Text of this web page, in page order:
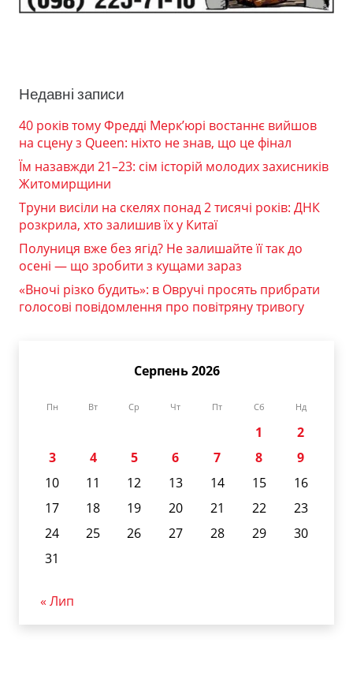
Недавні записи
40 років тому Фредді Мерк’юрі востаннє вийшов
на сцену з Queen: ніхто не знав, що це фінал
Їм назавжди 21–23: сім історій молодих захисників
Житомирщини
Труни висіли на скелях понад 2 тисячі років: ДНК
розкрила, хто залишив їх у Китаї
Полуниця вже без ягід? Не залишайте її так до
осені — що зробити з кущами зараз
«Вночі різко будить»: в Овручі просять прибрати
голосові повідомлення про повітряну тривогу
Серпень 2026
Пн Вт Ср Чт Пт Сб Нд
1
2
3
4 5 6 7 8
9
10
11 12 13 14 15
16
17
18 19 20 21 22
23
24
25 26 27 28 29
30
31
« Лип